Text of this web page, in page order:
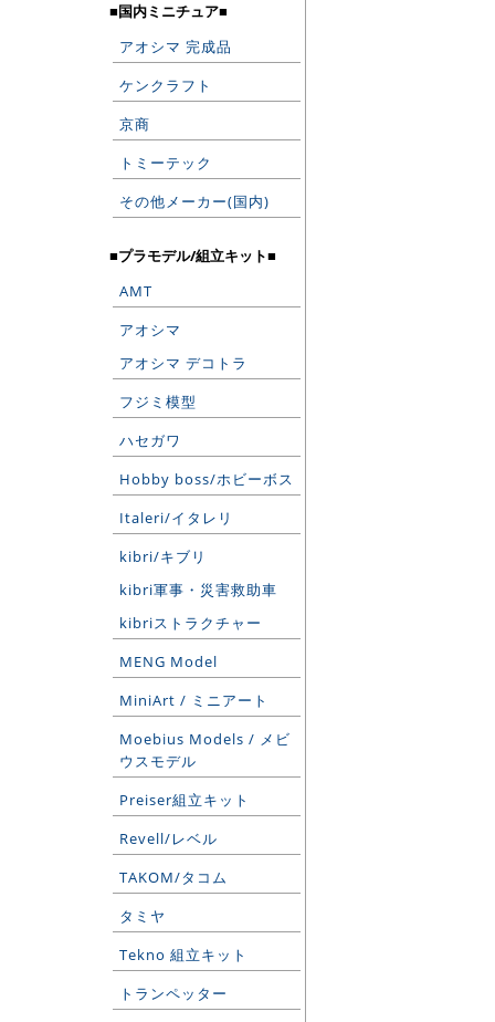
■国内ミニチュア■
アオシマ 完成品
ケンクラフト
京商
トミーテック
その他メーカー(国内)
■プラモデル/組立キット■
AMT
アオシマ
アオシマ デコトラ
フジミ模型
ハセガワ
Hobby boss/ホビーボス
Italeri/イタレリ
kibri/キブリ
kibri軍事・災害救助車
kibriストラクチャー
MENG Model
MiniArt / ミニアート
Moebius Models / メビ
ウスモデル
Preiser組立キット
Revell/レベル
TAKOM/タコム
タミヤ
Tekno 組立キット
トランペッター